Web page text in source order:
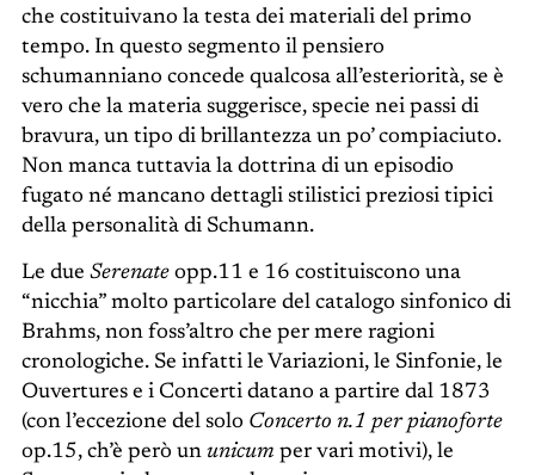
che costituivano la testa dei materiali del primo
tempo. In questo segmento il pensiero
schumanniano concede qualcosa all’esteriorità, se è
vero che la materia suggerisce, specie nei passi di
bravura, un tipo di brillantezza un po’ compiaciuto.
Non manca tuttavia la dottrina di un episodio
fugato né mancano dettagli stilistici preziosi tipici
della personalità di Schumann.
Le due Serenateopp.11 e 16 costituiscono una
“nicchia” molto particolare del catalogo sinfonico di
Brahms, non foss’altro che per mere ragioni
cronologiche. Se infatti le Variazioni, le Sinfonie, le
Ouvertures e i Concerti datano a partire dal 1873
(con l’eccezione del solo Concerto n.1 per pianoforte
op.15, ch’è però un unicum per vari motivi), le